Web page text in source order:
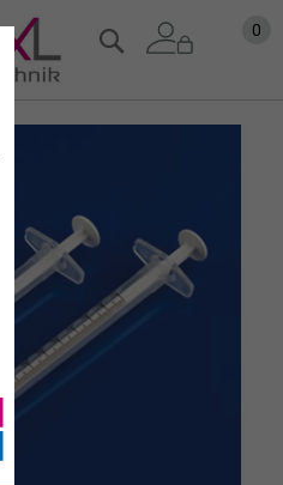
Zum
Inhalt
0
Suche